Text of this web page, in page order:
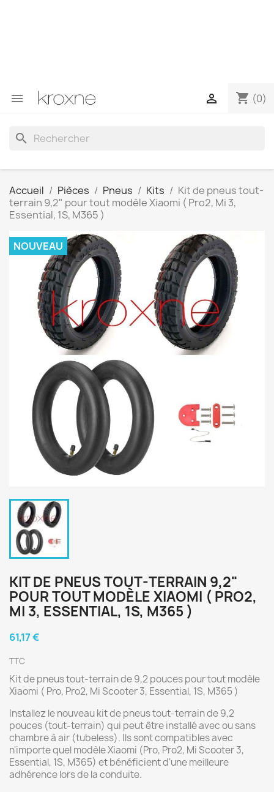
 shopping_cart (0)

search
Accueil Pièces Pneus Kits
Kit de pneus tout-
terrain 9,2" pour tout modèle Xiaomi ( Pro2, Mi 3,
Essential, 1S, M365 )
NOUVEAU
KIT DE PNEUS TOUT-TERRAIN 9,2"
POUR TOUT MODÈLE XIAOMI ( PRO2,
MI 3, ESSENTIAL, 1S, M365 )
61,17 €
TTC
Kit de pneus tout-terrain de 9,2 pouces pour tout modèle
Xiaomi ( Pro, Pro2, Mi Scooter 3, Essential, 1S, M365 )
Installez le nouveau kit de pneus tout-terrain de 9,2
pouces (tout-terrain) qui peut être installé avec ou sans
chambre à air (tubeless). Ils sont compatibles avec
n'importe quel modèle Xiaomi (Pro, Pro2, Mi Scooter 3,
Essential, 1S, M365) et bénéficient d'une meilleure
adhérence lors de la conduite.